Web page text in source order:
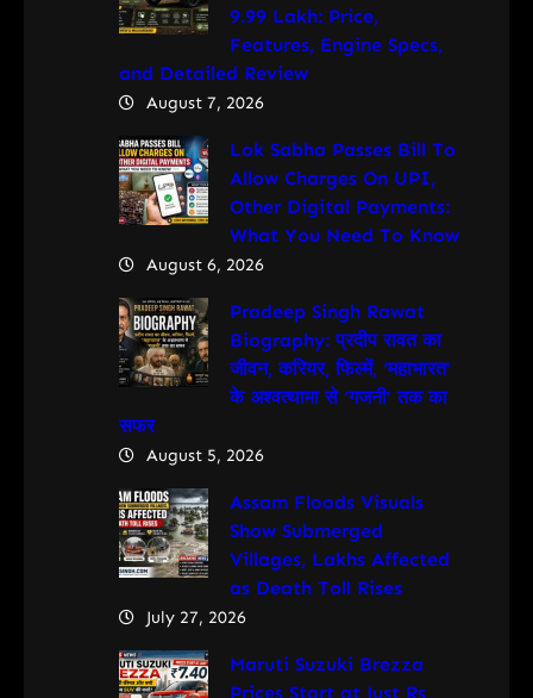
9.99 Lakh: Price,
Features, Engine Specs,
and Detailed Review
August 7, 2026
Lok Sabha Passes Bill To
Allow Charges On UPI,
Other Digital Payments:
What You Need To Know
August 6, 2026
Pradeep Singh Rawat
Biography: प्रदीप रावत का
जीवन, करियर, फिल्में, ‘महाभारत’
के अश्वत्थामा से ‘गजनी’ तक का
सफर
August 5, 2026
Assam Floods Visuals
Show Submerged
Villages, Lakhs Affected
as Death Toll Rises
July 27, 2026
Maruti Suzuki Brezza
Prices Start at Just Rs